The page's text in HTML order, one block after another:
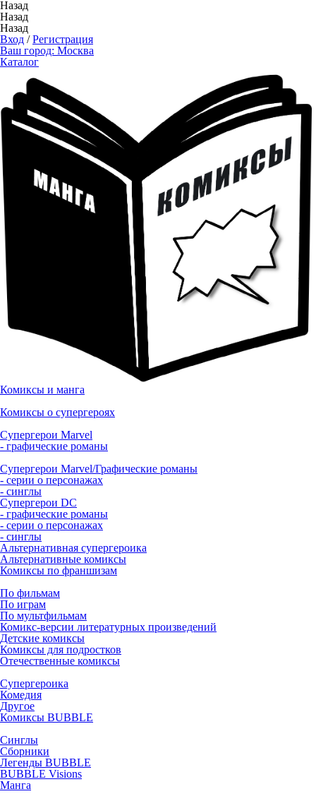
Назад
Назад
Назад
Вход /Регистрация
Ваш город: Москва
Каталог
Комиксы и манга
Комиксы о супергероях
Супергерои Marvel
- графические романы
Супергерои Marvel/Графические романы
- серии о персонажах
- синглы
Супергерои DC
- графические романы
- серии о персонажах
- синглы
Альтернативная супергероика
Альтернативные комиксы
Комиксы по франшизам
По фильмам
По играм
По мультфильмам
Комикс-версии литературных произведений
Детские комиксы
Комиксы для подростков
Отечественные комиксы
Супергероика
Комедия
Другое
Комиксы BUBBLE
Синглы
Сборники
Легенды BUBBLE
BUBBLE Visions
Манга